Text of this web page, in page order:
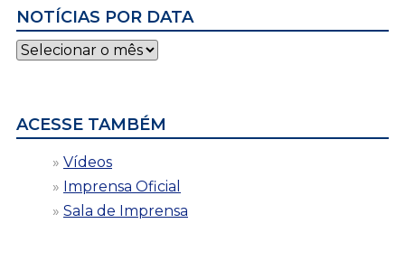
NOTÍCIAS POR DATA
Notícias
por
ACESSE TAMBÉM
Vídeos
Imprensa Oficial
Sala de Imprensa